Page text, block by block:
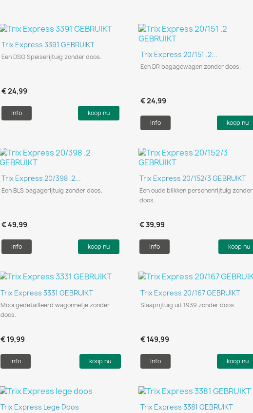
Snel bekijken
Trix Express 3391 GEBRUIKT
Een DSG Speiserijtuig zonder doos.
€ 24,99
Info koop nu
Snel bekijken
Trix Express 20/151 .2...
Een DR bagagewagen zonder doos.
€ 24,99
Info koop nu
Snel bekijken
Trix Express 20/398 .2...
Een BLS bagagerijtuig zonder doos.
€ 49,99
Info koop nu
Snel bekijken
Trix Express 20/152/3 GEBRUIKT
Een oude blikken personenrijtuig zonder
doos.
€ 39,99
Info koop nu
Snel bekijken
Trix Express 3331 GEBRUIKT
Mooi gedetailleerd wagonnetje zonder
doos.
€ 19,99
Info koop nu
Snel bekijken
Trix Express 20/167 GEBRUIKT
Slaaprijtuig uit 1939 zonder doos.
€ 149,99
Info koop nu
Snel bekijken
Trix Express Lege Doos Snel bekijken
Trix Express 3381 GEBRUIKT